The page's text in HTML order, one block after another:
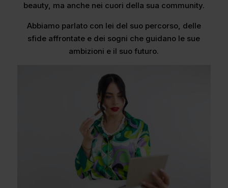
beauty, ma anche nei cuori della sua community.
Abbiamo parlato con lei del suo percorso, delle
sfide affrontate e dei sogni che guidano le sue
ambizioni e il suo futuro.